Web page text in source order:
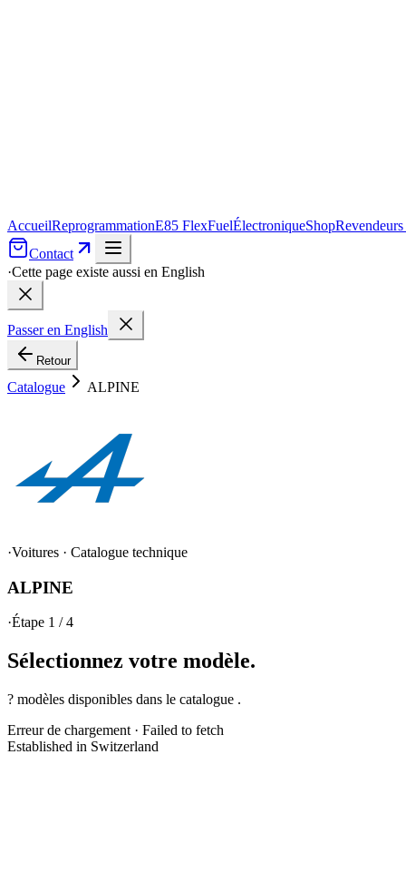
AccueilReprogrammationE85 FlexFuelÉlectroniqueShop
Contact
·Cette page existe aussi en English
Passer en English
Retour
Catalogue ALPINE
·Voitures · Catalogue technique
ALPINE
·Étape 1 / 4
Sélectionnez votre modèle.
? modèles disponibles dans le catalogue .
Erreur de chargement · Failed to fetch
Established in Switzerland